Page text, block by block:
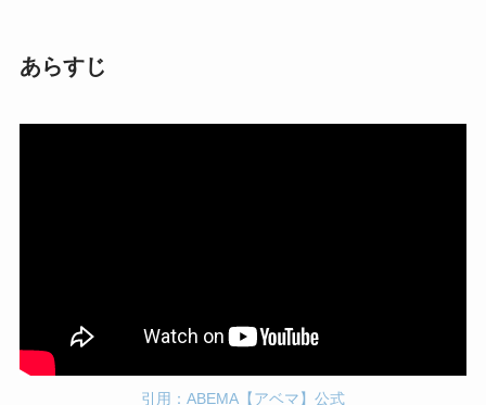
あらすじ
引用：ABEMA【アベマ】公式